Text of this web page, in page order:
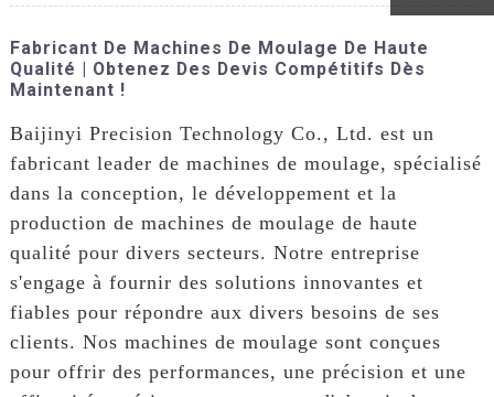
Fabricant De Machines De Moulage De Haute
Qualité | Obtenez Des Devis Compétitifs Dès
Maintenant !
Baijinyi Precision Technology Co., Ltd. est un
fabricant leader de machines de moulage, spécialisé
dans la conception, le développement et la
production de machines de moulage de haute
qualité pour divers secteurs. Notre entreprise
s'engage à fournir des solutions innovantes et
fiables pour répondre aux divers besoins de ses
clients. Nos machines de moulage sont conçues
pour offrir des performances, une précision et une